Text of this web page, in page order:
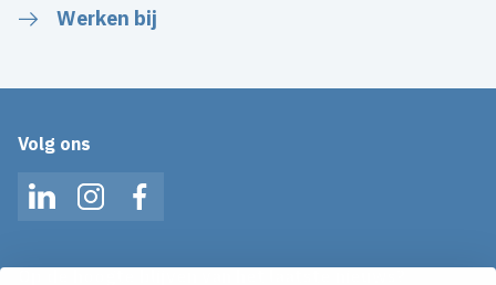
Werken bij
Volg ons
LinkedInInstagramFacebook